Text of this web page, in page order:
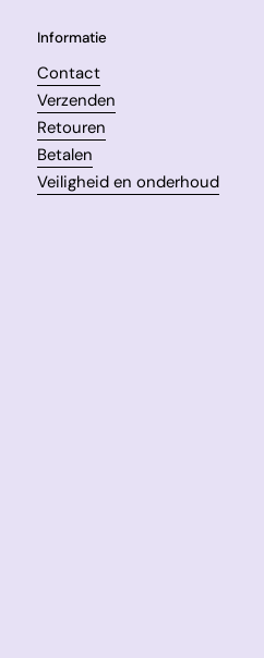
Informatie
Contact
Verzenden
Retouren
Betalen
Veiligheid en onderhoud